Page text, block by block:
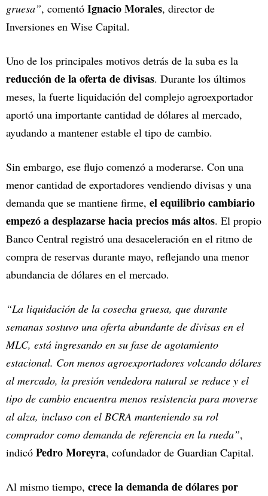
gruesa”, comentó Ignacio Morales, director de
Inversiones en Wise Capital.
Uno de los principales motivos detrás de la suba es la
reducción de la oferta de divisas. Durante los últimos
meses, la fuerte liquidación del complejo agroexportador
aportó una importante cantidad de dólares al mercado,
ayudando a mantener estable el tipo de cambio.
Sin embargo, ese flujo comenzó a moderarse. Con una
menor cantidad de exportadores vendiendo divisas y una
demanda que se mantiene firme, el equilibrio cambiario
empezó a desplazarse hacia precios más altos. El propio
Banco Central registró una desaceleración en el ritmo de
compra de reservas durante mayo, reflejando una menor
abundancia de dólares en el mercado.
“La liquidación de la cosecha gruesa, que durante
semanas sostuvo una oferta abundante de divisas en el
MLC, está ingresando en su fase de agotamiento
estacional. Con menos agroexportadores volcando dólares
al mercado, la presión vendedora natural se reduce y el
tipo de cambio encuentra menos resistencia para moverse
al alza, incluso con el BCRA manteniendo su rol
comprador como demanda de referencia en la rueda”,
indicó Pedro Moreyra, cofundador de Guardian Capital.
Al mismo tiempo, crece la demanda de dólares por